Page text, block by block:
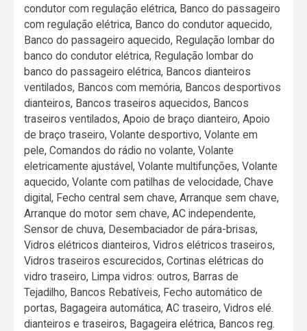
condutor com regulação elétrica, Banco do passageiro
com regulação elétrica, Banco do condutor aquecido,
Banco do passageiro aquecido, Regulação lombar do
banco do condutor elétrica, Regulação lombar do
banco do passageiro elétrica, Bancos dianteiros
ventilados, Bancos com memória, Bancos desportivos
dianteiros, Bancos traseiros aquecidos, Bancos
traseiros ventilados, Apoio de braço dianteiro, Apoio
de braço traseiro, Volante desportivo, Volante em
pele, Comandos do rádio no volante, Volante
eletricamente ajustável, Volante multifunções, Volante
aquecido, Volante com patilhas de velocidade, Chave
digital, Fecho central sem chave, Arranque sem chave,
Arranque do motor sem chave, AC independente,
Sensor de chuva, Desembaciador de pára-brisas,
Vidros elétricos dianteiros, Vidros elétricos traseiros,
Vidros traseiros escurecidos, Cortinas elétricas do
vidro traseiro, Limpa vidros: outros, Barras de
Tejadilho, Bancos Rebatíveis, Fecho automático de
portas, Bagageira automática, AC traseiro, Vidros elé.
dianteiros e traseiros, Bagageira elétrica, Bancos reg.